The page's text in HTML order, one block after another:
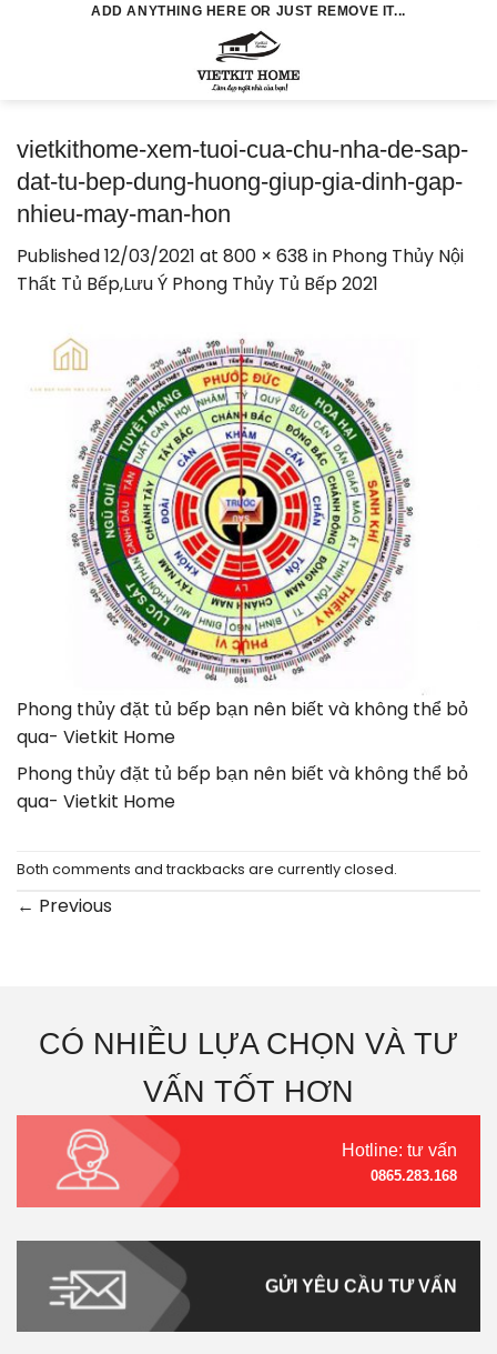
ADD ANYTHING HERE OR JUST REMOVE IT...
vietkithome-xem-tuoi-cua-chu-nha-de-sap-
dat-tu-bep-dung-huong-giup-gia-dinh-gap-
nhieu-may-man-hon
Published12/03/2021 at 800 × 638 in Phong Thủy Nội
Thất Tủ Bếp,Lưu Ý Phong Thủy Tủ Bếp 2021
Phong thủy đặt tủ bếp bạn nên biết và không thể bỏ
qua- Vietkit Home
Phong thủy đặt tủ bếp bạn nên biết và không thể bỏ
qua- Vietkit Home
Both comments and trackbacks are currently closed.
← Previous
CÓ NHIỀU LỰA CHỌN VÀ TƯ
VẤN TỐT HƠN
Hotline: tư vấn
0865.283.168
GỬI YÊU CẦU TƯ VẤN